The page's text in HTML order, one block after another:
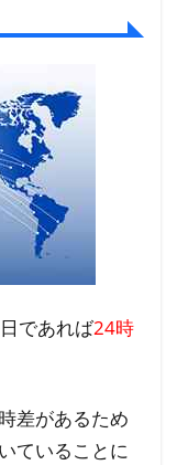
であれば24時
差があるため
ていることに